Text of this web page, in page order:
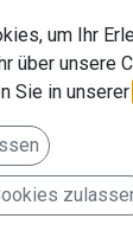
um Ihr
über unsere
Sie in unserer